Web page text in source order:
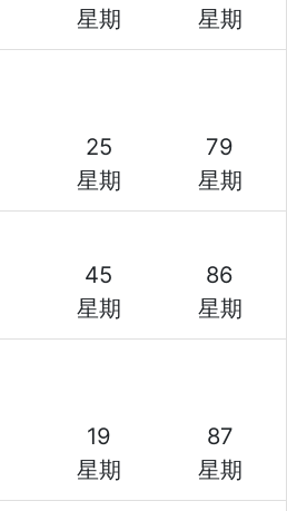
星期 星期
25
79
星期 星期
45
86
星期 星期
19
87
星期 星期